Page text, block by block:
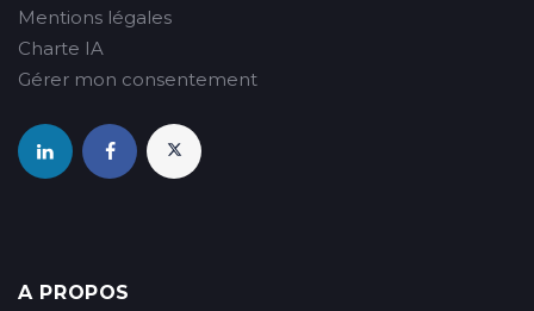
Mentions légales
Charte IA
Gérer mon consentement
A PROPOS